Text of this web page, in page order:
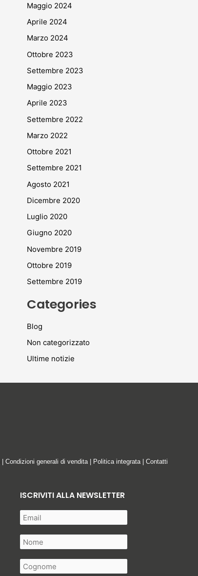
Maggio 2024
Aprile 2024
Marzo 2024
Ottobre 2023
Settembre 2023
Maggio 2023
Aprile 2023
Settembre 2022
Marzo 2022
Ottobre 2021
Settembre 2021
Agosto 2021
Dicembre 2020
Luglio 2020
Giugno 2020
Novembre 2019
Ottobre 2019
Settembre 2019
Categories
Blog
Non categorizzato
Ultime notizie
Condizioni generali di vendita| Politica integrata| Contatti
ISCRIVITI ALLA NEWSLETTER